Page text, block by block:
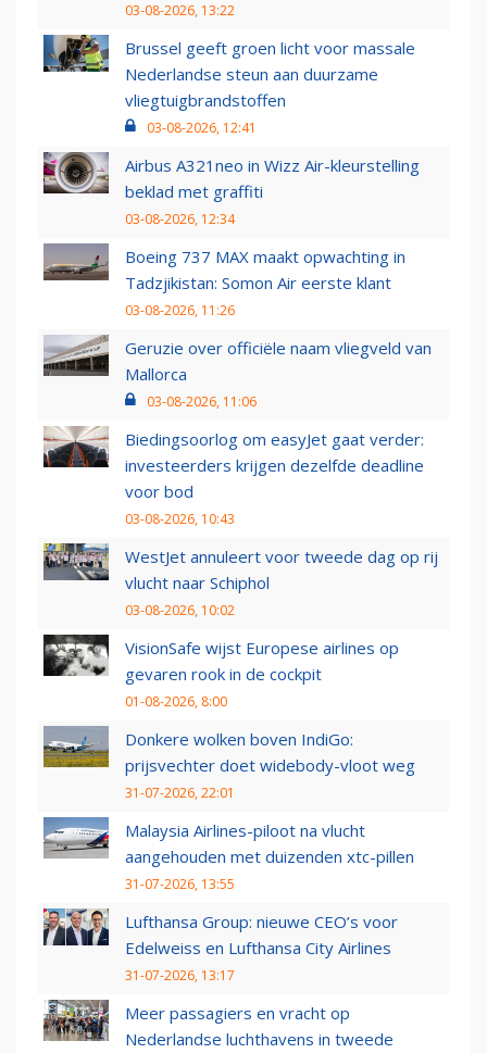
03-08-2026, 13:22
Brussel geeft groen licht voor massale
Nederlandse steun aan duurzame
vliegtuigbrandstoffen
03-08-2026, 12:41
Airbus A321neo in Wizz Air-kleurstelling
beklad met graffiti
03-08-2026, 12:34
Boeing 737 MAX maakt opwachting in
Tadzjikistan: Somon Air eerste klant
03-08-2026, 11:26
Geruzie over officiële naam vliegveld van
Mallorca
03-08-2026, 11:06
Biedingsoorlog om easyJet gaat verder:
investeerders krijgen dezelfde deadline
voor bod
03-08-2026, 10:43
WestJet annuleert voor tweede dag op rij
vlucht naar Schiphol
03-08-2026, 10:02
VisionSafe wijst Europese airlines op
gevaren rook in de cockpit
01-08-2026, 8:00
Donkere wolken boven IndiGo:
prijsvechter doet widebody-vloot weg
31-07-2026, 22:01
Malaysia Airlines-piloot na vlucht
aangehouden met duizenden xtc-pillen
31-07-2026, 13:55
Lufthansa Group: nieuwe CEO’s voor
Edelweiss en Lufthansa City Airlines
31-07-2026, 13:17
Meer passagiers en vracht op
Nederlandse luchthavens in tweede